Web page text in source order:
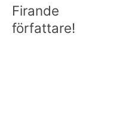
Firande
författare!